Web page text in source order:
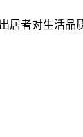
居者对生活品